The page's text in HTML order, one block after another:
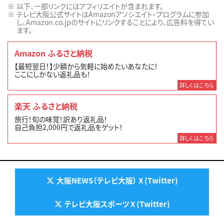
以下、一部リンクにはアフィリエイトが含まれます。
テレビ大阪公式サイトはAmazonアソシエイト・プログラムに参加
し、Amazon.co.jpのサイトにリンクすることにより、広告料を得てい
ます。
Amazon ふるさと納税
【最短翌日！】少額から気軽に始めたいあなたに！
ここにしかない返礼品も！
詳しくはこちら
楽天 ふるさと納税
旅行！旬の味覚！訳あり返礼品！
自己負担2,000円で返礼品をゲット！
詳しくはこちら
大阪NEWS（テレビ大阪） X (Twitter)
テレビ大阪スポーツ X (Twitter)